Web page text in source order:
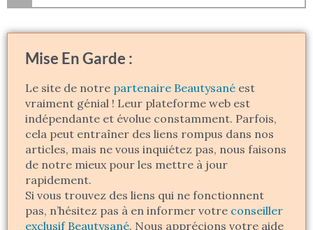
Mise En Garde :
Le site de notre partenaire Beautysané est
vraiment génial ! Leur plateforme web est
indépendante et évolue constamment. Parfois,
cela peut entraîner des liens rompus dans nos
articles, mais ne vous inquiétez pas, nous faisons
de notre mieux pour les mettre à jour
rapidement.
Si vous trouvez des liens qui ne fonctionnent
pas, n’hésitez pas à en informer votre conseiller
exclusif Beautysané. Nous apprécions votre aide